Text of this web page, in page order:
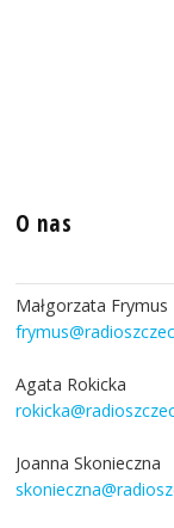
O nas
Małgorzata Frymus
Agata Rokicka
Joanna Skonieczna